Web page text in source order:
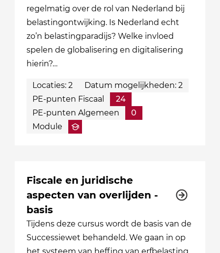
regelmatig over de rol van Nederland bij
belastingontwijking. Is Nederland echt
zo’n belastingparadijs? Welke invloed
spelen de globalisering en digitalisering
hierin?…
Locaties: 2
Datum mogelijkheden: 2
PE-punten Fiscaal
24
PE-punten Algemeen
0
Module
Fiscale en juridische
aspecten van overlijden -
basis
Tijdens deze cursus wordt de basis van de
Successiewet behandeld. We gaan in op